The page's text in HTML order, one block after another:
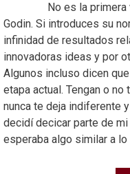
No es la primera vez
Godin. Si introduces su
infinidad de resultados
innovadoras ideas y por
Algunos incluso dicen
etapa actual. Tengan o
nunca te deja indiferente
decidí decicar parte de
esperaba algo similar a lo